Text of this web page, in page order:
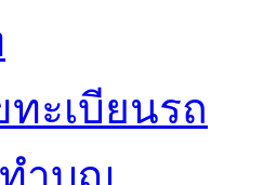
ทะเบียนรถ
ำบุญ